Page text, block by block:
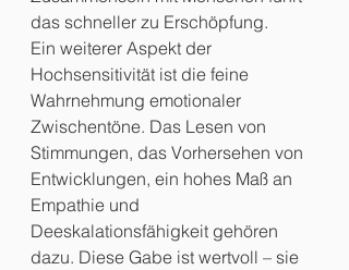
das schneller zu Erschöpfung.
Ein weiterer Aspekt der
Hochsensitivität ist die feine
Wahrnehmung emotionaler
Zwischentöne. Das Lesen von
Stimmungen, das Vorhersehen von
Entwicklungen, ein hohes Maß an
Empathie und
Deeskalationsfähigkeit gehören
dazu. Diese Gabe ist wertvoll – sie